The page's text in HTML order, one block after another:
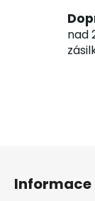
nad
Informace